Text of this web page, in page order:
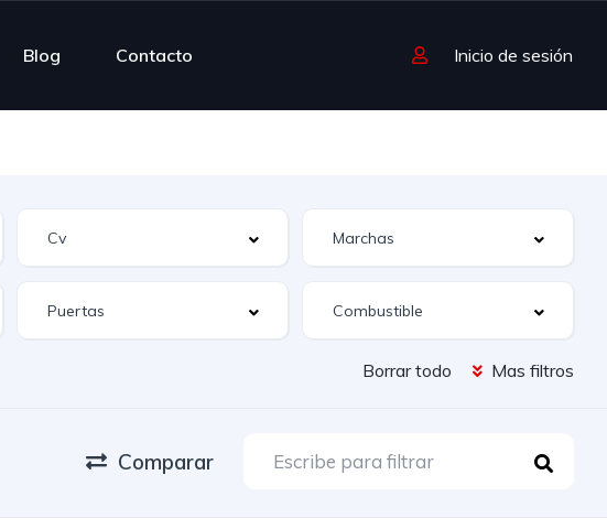
Blog Contacto Inicio de sesión
Borrar todo Mas filtros
Comparar